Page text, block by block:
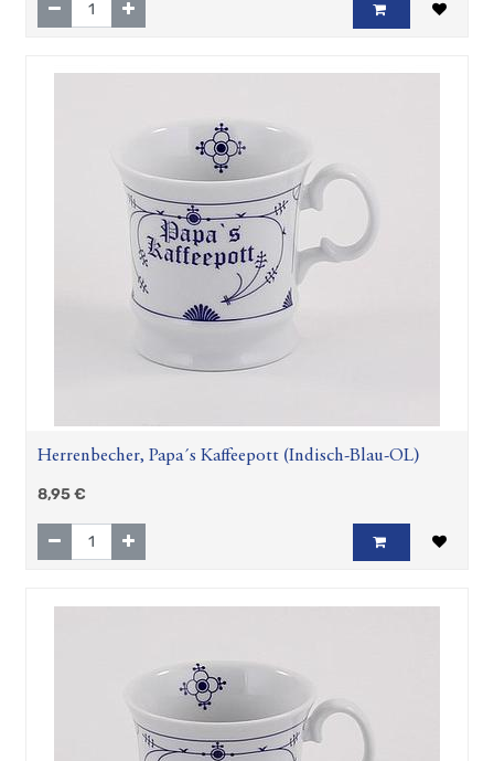
Herrenbecher, Papa´s Kaffeepott (Indisch-Blau-OL)
8,95€